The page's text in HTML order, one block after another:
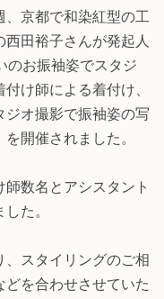
京都で和染紅型の工
田裕子さんが発起人
のお振袖姿でスタジ
け師による着付け、
ジオ撮影で振袖姿の写
開催されました。
数名とアシスタント
た。
スタイリングのご相
を合わせさせていた